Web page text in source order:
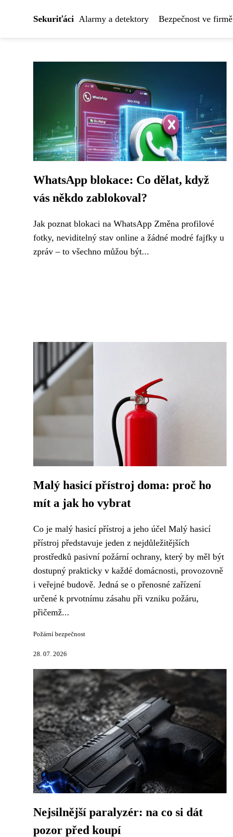
Sekuriťáci Alarmy a detektory Bezpečnost ve firmě
WhatsApp blokace: Co dělat, když
vás někdo zablokoval?
Jak poznat blokaci na WhatsApp Změna profilové
fotky, neviditelný stav online a žádné modré fajfky u
zpráv – to všechno můžou být...
Malý hasicí přístroj doma: proč ho
mít a jak ho vybrat
Co je malý hasicí přístroj a jeho účel Malý hasicí
přístroj představuje jeden z nejdůležitějších
prostředků pasivní požární ochrany, který by měl být
dostupný prakticky v každé domácnosti, provozovně
i veřejné budově. Jedná se o přenosné zařízení
určené k prvotnímu zásahu při vzniku požáru,
přičemž...
Požární bezpečnost
28. 07. 2026
Nejsilnější paralyzér: na co si dát
pozor před koupí